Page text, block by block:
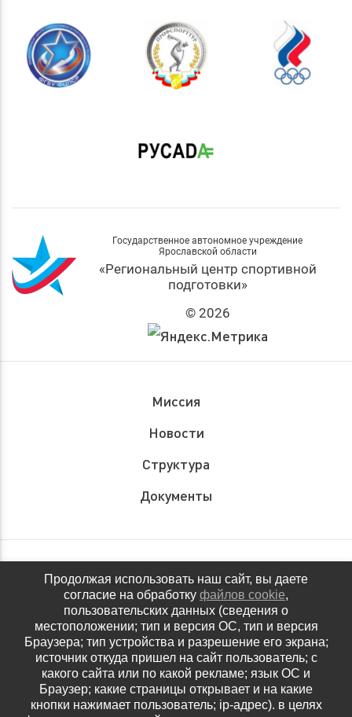
Государственное автономное учреждение
Ярославской области
«Региональный центр спортивной
подготовки»
© 2026
Миссия
Новости
Структура
Документы
Обращения граждан
Антидопинговое обеспечение
Контакты
Политика конфиденциальности
Продолжая использовать наш сайт, вы даете
согласие на обработку файлов cookie,
пользовательских данных (сведения о
местоположении; тип и версия ОС, тип и версия
Браузера; тип устройства и разрешение его экрана;
источник откуда пришел на сайт пользователь; с
какого сайта или по какой рекламе; язык ОС и
Браузер; какие страницы открывает и на какие
кнопки нажимает пользователь; ip-адрес). в целях